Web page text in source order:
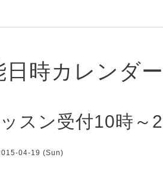
時カレンダー
スン受付10時～
04-19 (Sun)